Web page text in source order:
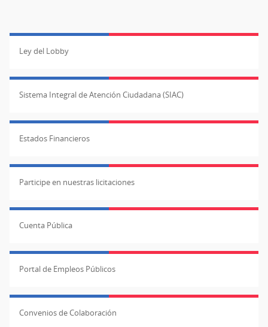
Ley del Lobby
Sistema Integral de Atención Ciudadana (SIAC)
Estados Financieros
Participe en nuestras licitaciones
Cuenta Pública
Portal de Empleos Públicos
Convenios de Colaboración